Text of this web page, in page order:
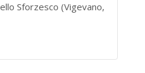
Sforzesco (Vigevano,